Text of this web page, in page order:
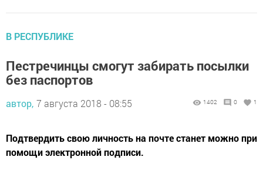
В РЕСПУБЛИКЕ
Пестречинцы смогут забирать посылки
без паспортов
автор, 7 августа 2018 - 08:55 1402 0 1
Подтвердить свою личность на почте станет можно при
помощи электронной подписи.